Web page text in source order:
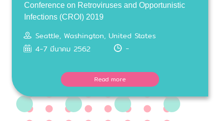
Conference on Retroviruses and Opportunistic
Infections (CROI) 2019
Seattle, Washington, United States
4-7 มีนาคม 2562
-
Read more